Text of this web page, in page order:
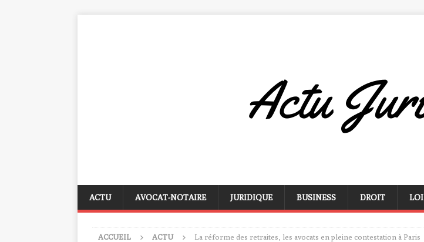
ACTU AVOCAT-NOTAIRE JURIDIQUE BUSINESS DROIT LOI
ACCUEIL ACTU La réforme des retraites, les avocats en pleine contestation à Paris